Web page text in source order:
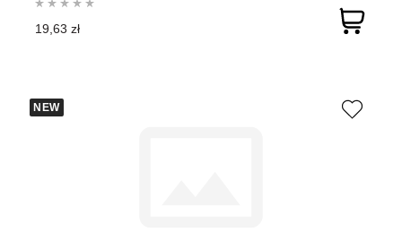
19,63 zł
NEW